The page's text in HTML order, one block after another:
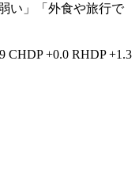
い」「外食や旅行で
+0.0 RHDP +1.3